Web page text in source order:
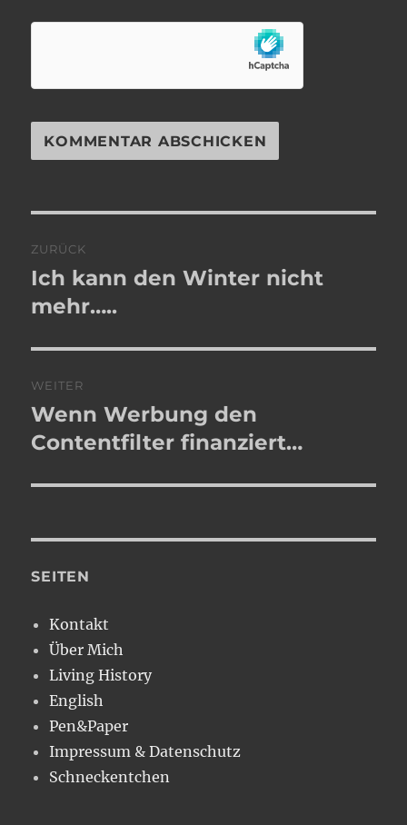
ZURÜCK
Vorheriger
Beitrag:
Ich kann den Winter nicht
mehr…..
WEITER
Nächster
Beitrag:
Wenn Werbung den
Contentfilter finanziert…
SEITEN
Kontakt
Über Mich
Living History
English
Pen&Paper
Impressum & Datenschutz
Schneckentchen